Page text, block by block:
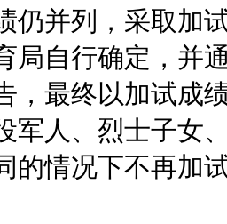
仍并列，采取加
局自行确定，并
，最终以加试成
军人、烈士子女
的情况下不再加